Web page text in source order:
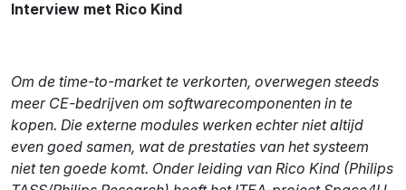
Interview met Rico Kind
Om de time-to-market te verkorten, overwegen steeds
meer CE-bedrijven om softwarecomponenten in te
kopen. Die externe modules werken echter niet altijd
even goed samen, wat de prestaties van het systeem
niet ten goede komt. Onder leiding van Rico Kind (Philips